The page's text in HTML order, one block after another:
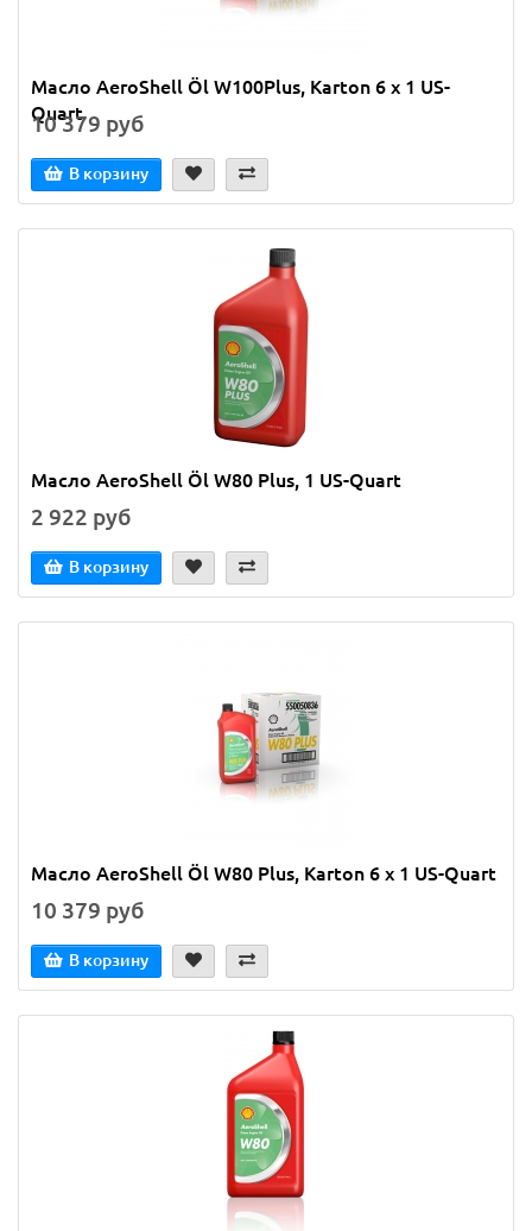
Масло AeroShell Öl W100Plus, Karton 6 x 1 US-
Quart
10 379 руб
В корзину
Масло AeroShell Öl W80 Plus, 1 US-Quart
2 922 руб
В корзину
Масло AeroShell Öl W80 Plus, Karton 6 x 1 US-Quart
10 379 руб
В корзину